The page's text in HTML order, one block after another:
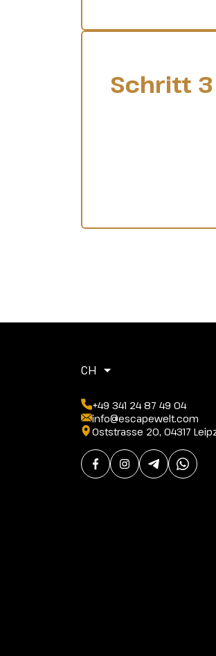
Schritt 3
CH
+49 341 24 87 49 04
info@escapewelt.com
Oststrasse 20, 04317